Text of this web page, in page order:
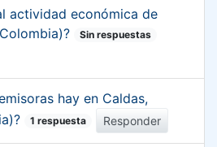
actividad económica de
Sin respuestas
hay en Caldas,
1 respuesta Responder